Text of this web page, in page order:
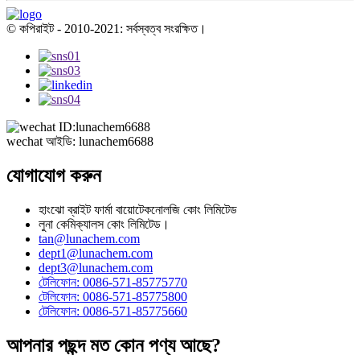
© কপিরাইট - 2010-2021: সর্বস্বত্ব সংরক্ষিত।
wechat আইডি: lunachem6688
যোগাযোগ করুন
হাংঝো ব্রাইট ফার্মা বায়োটেকনোলজি কোং লিমিটেড
লুনা কেমিক্যালস কোং লিমিটেড।
tan@lunachem.com
dept1@lunachem.com
dept3@lunachem.com
টেলিফোন: 0086-571-85775770
টেলিফোন: 0086-571-85775800
টেলিফোন: 0086-571-85775660
আপনার পছন্দ মত কোন পণ্য আছে?